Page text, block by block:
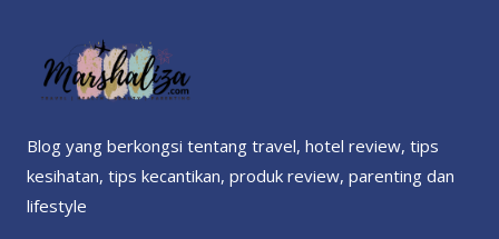
Blog yang berkongsi tentang travel, hotel review, tips
kesihatan, tips kecantikan, produk review, parenting dan
lifestyle